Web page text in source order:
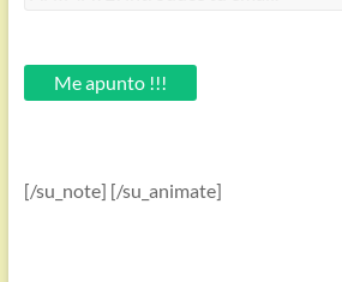
email.Me apunto !!!
[/su_note] [/su_animate]